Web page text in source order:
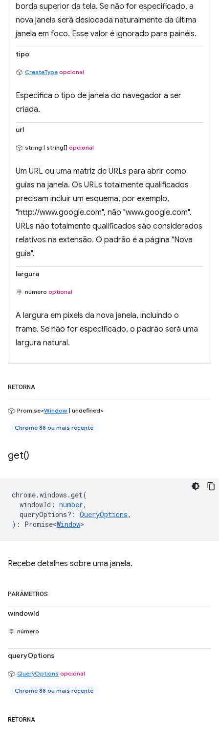
borda superior da tela. Se não for especificado, a
nova janela será deslocada naturalmente da última
janela em foco. Esse valor é ignorado para painéis.
tipo
CreateType opcional
Especifica o tipo de janela do navegador a ser
criada.
url
string | string[] opcional
Um URL ou uma matriz de URLs para abrir como
guias na janela. Os URLs totalmente qualificados
precisam incluir um esquema, por exemplo,
"http://www.google.com", não "www.google.com".
URLs não totalmente qualificados são considerados
relativos na extensão. O padrão é a página "Nova
guia".
largura
número optional
A largura em pixels da nova janela, incluindo o
frame. Se não for especificado, o padrão será uma
largura natural.
RETORNA
Promise<Window | undefined>
Chrome 88 ou mais recente
get()
chrome.windows .get(
windowId : number,
queryOptions? : QueryOptions,
) : Promise<Window>
Recebe detalhes sobre uma janela.
PARÂMETROS
windowId
número
queryOptions
QueryOptions opcional
Chrome 88 ou mais recente
RETORNA